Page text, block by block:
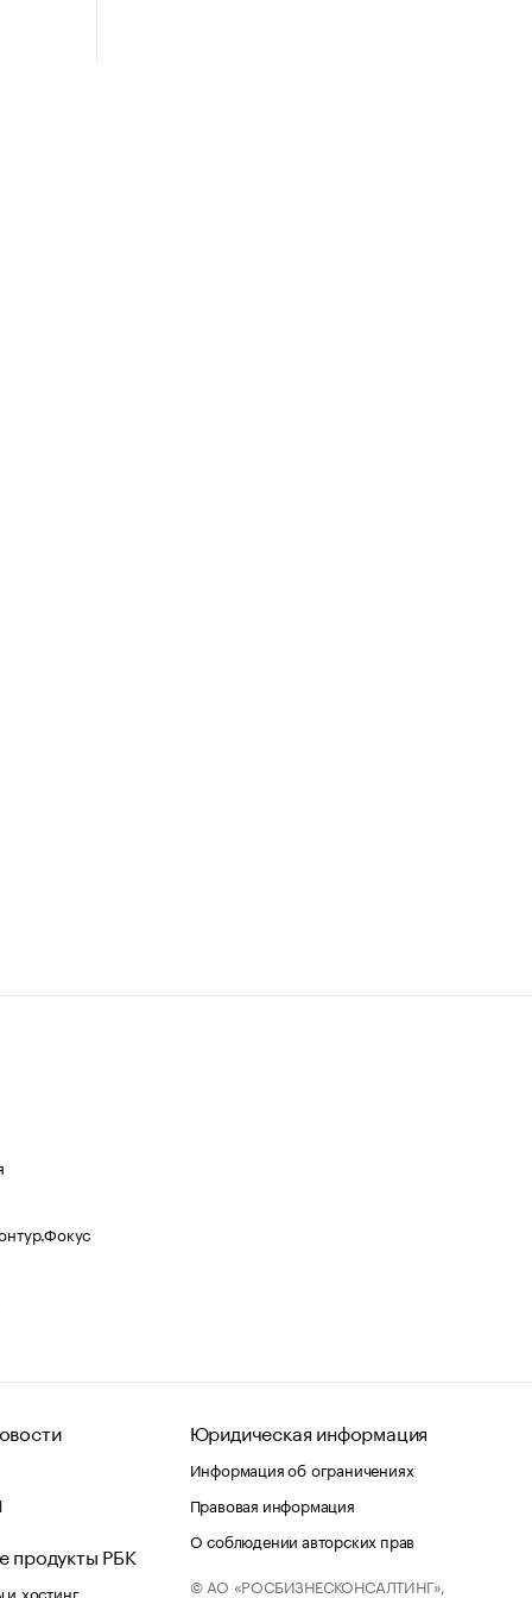
продукты РБК
хостинг
Юридическая информация
Информация об ограничениях
Правовая информация
О соблюдении авторских прав
© АО «РОСБИЗНЕСКОНСАЛТИНГ»,